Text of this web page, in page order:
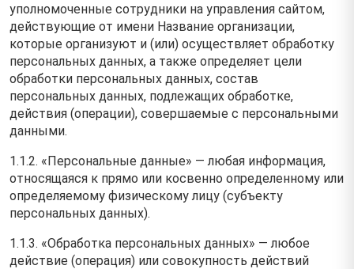
уполномоченные сотрудники на управления сайтом,
действующие от имени Название организации,
которые организуют и (или) осуществляет обработку
персональных данных, а также определяет цели
обработки персональных данных, состав
персональных данных, подлежащих обработке,
действия (операции), совершаемые с персональными
данными.
1.1.2. «Персональные данные» — любая информация,
относящаяся к прямо или косвенно определенному или
определяемому физическому лицу (субъекту
персональных данных).
1.1.3. «Обработка персональных данных» — любое
действие (операция) или совокупность действий